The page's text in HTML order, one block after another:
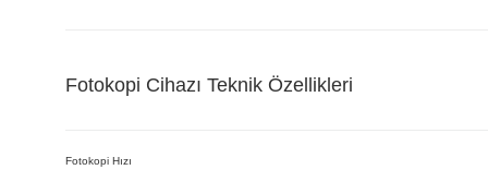
Fotokopi Cihazı Teknik Özellikleri
Fotokopi Hızı